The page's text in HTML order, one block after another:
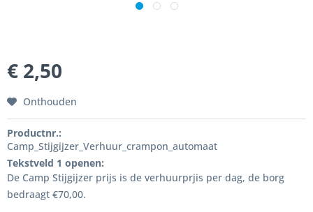
€ 2,50
Onthouden
Productnr.:
Camp_Stijgijzer_Verhuur_crampon_automaat
Tekstveld 1 openen:
De Camp Stijgijzer prijs is de verhuurprjis per dag, de borg
bedraagt €70,00.